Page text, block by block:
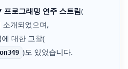
로그래밍 연주 스트림(
소개되었으며,
대한 고찰(
)도 있었습니다.